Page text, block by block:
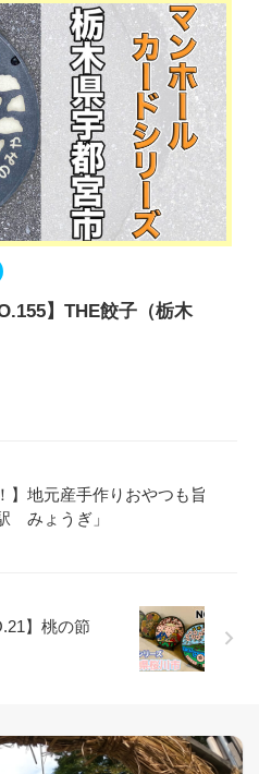
】THE餃子（栃木
】地元産手作りおやつも旨
みょうぎ」
】桃の節